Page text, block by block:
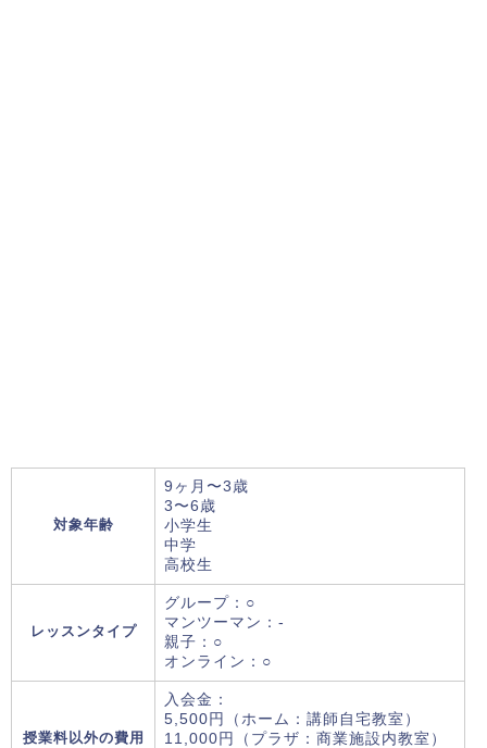
対象年齢
9ヶ月〜3歳
3〜6歳
小学生
中学
高校生
レッスンタイプ
グループ：○
マンツーマン：-
親子：○
オンライン：○
授業料以外の費用
入会金：
5,500円（ホーム：講師自宅教室）
11,000円（プラザ：商業施設内教室）